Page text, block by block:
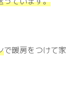
で暖房をつけて家